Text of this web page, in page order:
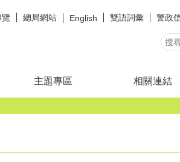
總局網站 English 雙語詞彙 警政
主題專區 相關連結